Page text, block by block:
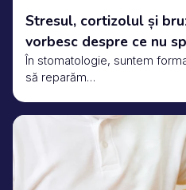
Stresul, cortizolul și
vorbesc despre ce nu
În stomatologie, suntem
să reparăm…